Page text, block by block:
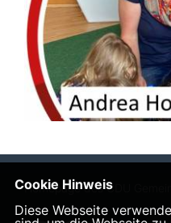
Homepage des CDU
Cookie Hinweis
Diese Webseite